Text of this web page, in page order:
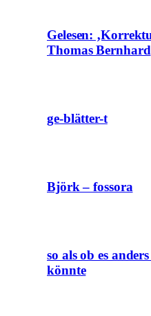
Gelesen:
Thomas Bernhard
ge-blätter-t
Björk – fossora
so als ob es
könnte